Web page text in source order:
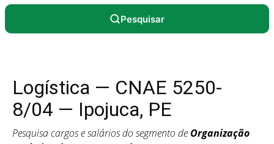
Pesquisar
Logística — CNAE 5250-
8/04 — Ipojuca, PE
Pesquisa cargos e salários do segmento de Organização